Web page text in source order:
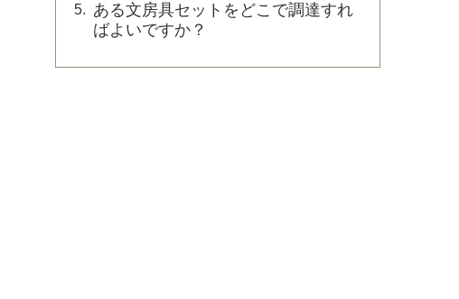
ある文房具セットをどこで調達すれ
ばよいですか？